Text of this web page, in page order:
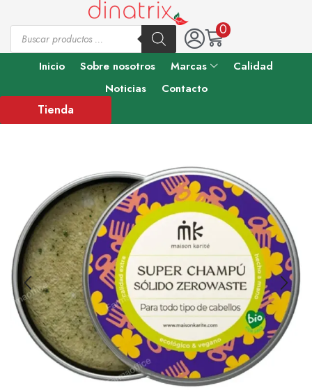
0
Inicio Sobre nosotros Marcas
Calidad
Noticias
Contacto
Tienda